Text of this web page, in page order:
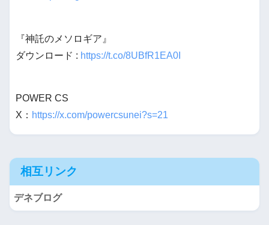
『神託のメソロギア』
ダウンロード : https://t.co/8UBfR1EA0I
POWER CS
X： https://x.com/powercsunei?s=21
相互リンク
デネブログ